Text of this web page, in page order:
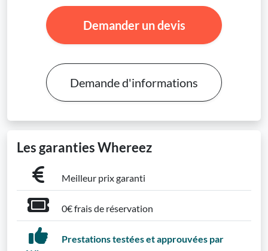
Demander un devis
Demande d'informations
Les garanties Whereez
Meilleur prix garanti
0€ frais de réservation
Prestations testées et approuvées par